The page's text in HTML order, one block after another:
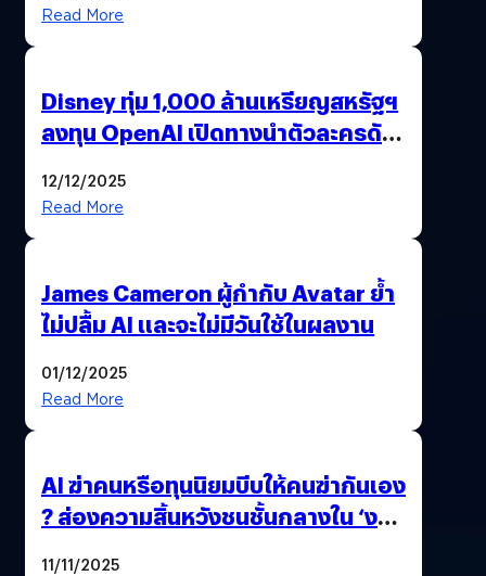
Read More
Disney ทุ่ม 1,000 ล้านเหรียญสหรัฐฯ
ลงทุน OpenAI เปิดทางนำตัวละครดัง
12/12/2025
Read More
James Cameron ผู้กำกับ Avatar ย้ำ
ไม่ปลื้ม AI และจะไม่มีวันใช้ในผลงาน
01/12/2025
Read More
AI ฆ่าคนหรือทุนนิยมบีบให้คนฆ่ากันเอง
? ส่องความสิ้นหวังชนชั้นกลางใน ‘งาน
11/11/2025